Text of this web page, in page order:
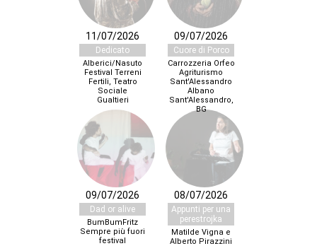
11/07/2026
Dedicato
Alberici/Nasuto
Festival Terreni
Fertili, Teatro
Sociale
Gualtieri
09/07/2026
Cuore di Porco
Carrozzeria Orfeo
Agriturismo
Sant'Alessandro
Albano
Sant'Alessandro,
BG
09/07/2026
Dad or alive
BumBumFritz
Sempre più fuori
festival
08/07/2026
Appunti per una
perestrojka
Matilde Vigna e
Alberto Pirazzini